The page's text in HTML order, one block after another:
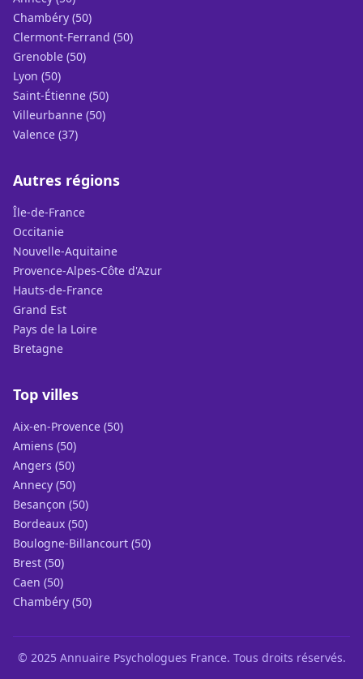
Chambéry (50)
Clermont-Ferrand (50)
Grenoble (50)
Lyon (50)
Saint-Étienne (50)
Villeurbanne (50)
Valence (37)
Autres régions
Île-de-France
Occitanie
Nouvelle-Aquitaine
Provence-Alpes-Côte d'Azur
Hauts-de-France
Grand Est
Pays de la Loire
Bretagne
Top villes
Aix-en-Provence (50)
Amiens (50)
Angers (50)
Annecy (50)
Besançon (50)
Bordeaux (50)
Boulogne-Billancourt (50)
Brest (50)
Caen (50)
Chambéry (50)
© 2025 Annuaire Psychologues France. Tous droits réservés.